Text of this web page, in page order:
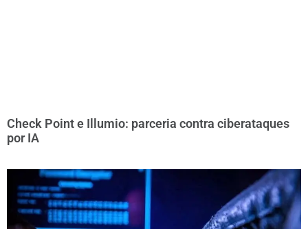
Check Point e Illumio: parceria contra ciberataques
por IA